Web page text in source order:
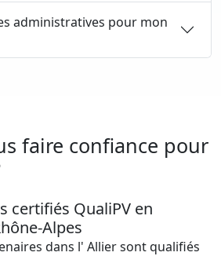
administratives pour mon
faire confiance pour
certifiés QualiPV en
Alpes
dans l' Allier sont qualifiés